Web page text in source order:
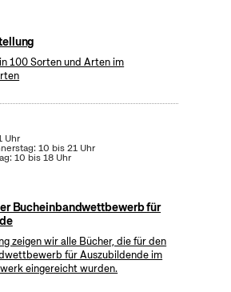
100 Sorten und Arten im
Uhr
10 bis 21 Uhr
10 bis 18 Uhr
Bucheinbandwettbewerb für
zeigen wir alle Bücher, die für den
für Auszubildende im
eingereicht wurden.